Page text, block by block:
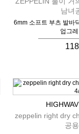
남녀
6mm 소프트 부츠 발바
업그
zeppelin right dry
공